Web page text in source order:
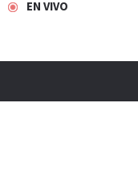
EN VIVO